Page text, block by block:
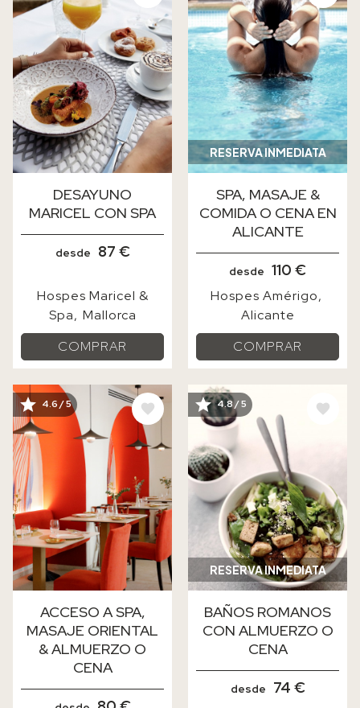
DESAYUNO
MARICEL CON SPA
desde 87 €
Hospes Maricel &
Spa
Mallorca
COMPRAR
RESERVA INMEDIATA
SPA, MASAJE &
COMIDA O CENA EN
ALICANTE
desde 110 €
Hospes Amérigo
Alicante
COMPRAR
IMAGE
4.6 / 5
ACCESO A SPA,
MASAJE ORIENTAL
& ALMUERZO O
CENA
RESERVA INMEDIATA
IMAGE
4.8 / 5
BAÑOS ROMANOS
CON ALMUERZO O
CENA
desde 74 €